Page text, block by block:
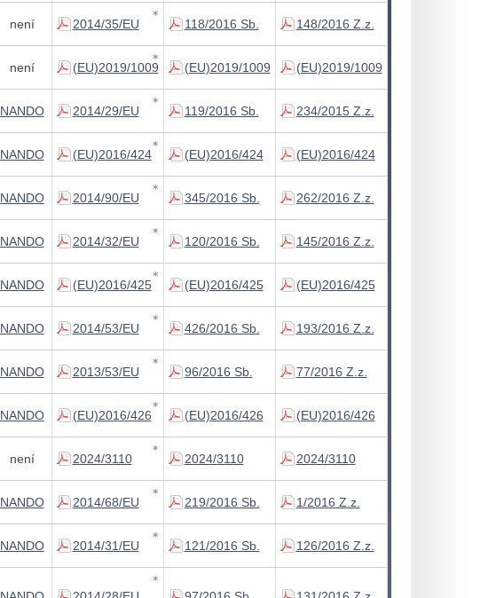
není 2014/35/EU
∗
118/2016 Sb. 148/2016 Z.z.
není (EU)2019/1009
∗
(EU)2019/1009 (EU)2019/1009
NANDO 2014/29/EU
∗
119/2016 Sb. 234/2015 Z.z.
NANDO (EU)2016/424
∗
(EU)2016/424 (EU)2016/424
NANDO 2014/90/EU
∗
345/2016 Sb. 262/2016 Z.z.
NANDO 2014/32/EU
∗
120/2016 Sb. 145/2016 Z.z.
NANDO (EU)2016/425
∗
(EU)2016/425 (EU)2016/425
NANDO 2014/53/EU
∗
426/2016 Sb. 193/2016 Z.z.
NANDO 2013/53/EU
∗
96/2016 Sb. 77/2016 Z.z.
NANDO (EU)2016/426
∗
(EU)2016/426 (EU)2016/426
není 2024/3110
∗
2024/3110 2024/3110
NANDO 2014/68/EU
∗
219/2016 Sb. 1/2016 Z.z.
NANDO 2014/31/EU
∗
121/2016 Sb. 126/2016 Z.z.
∗